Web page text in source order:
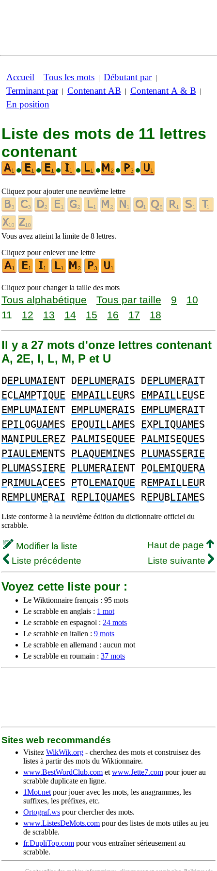
Accueil | Tous les mots | Débutant par|
Terminant par| Contenant AB | Contenant A & B |
En position
Liste des mots de 11 lettres
contenant
•
• • • • • •
Cliquez pour ajouter une neuvième lettre
Vous avez atteint la limite de 8 lettres.
Cliquez pour enlever une lettre
Cliquez pour changer la taille des mots
Tous alphabétique Tous par taille 9
10
11
12 13 14 15 16 17 18
Il y a 27 mots d'onze lettres contenant
A, 2E, I, L, M, P et U
DEPLUMAIENT DEPLUMERAIS DEPLUMERAIT
ECLAMPTIQUE EMPAILLEURS EMPAILLEUSE
EMPLUMAIENT EMPLUMERAIS EMPLUMERAIT
EPILOGUAMES EPOUILLAMES EXPLIQUAMES
MANIPULEREZ PALMISEQUEE PALMISEQUES
PIAULEMENTS PLAQUEMINES PLUMASSERIE
PLUMASSIERE PLUMERAIENT POLEMIQUERA
PRIMULACEES PTOLEMAIQUE REMPAILLEUR
REMPLUMERAI REPLIQUAMES REPUBLIAMES
Liste conforme à la neuvième édition du dictionnaire officiel du
scrabble.
Modifier la liste
Haut de page
Liste précédente
Liste suivante
Voyez cette liste pour :
Le Wiktionnaire français : 95 mots
Le scrabble en anglais : 1 mot
Le scrabble en espagnol : 24 mots
Le scrabble en italien : 9 mots
Le scrabble en allemand : aucun mot
Le scrabble en roumain : 37 mots
Sites web recommandés
Visitez WikWik.org - cherchez des mots et construisez des
listes à partir des mots du Wiktionnaire.
www.BestWordClub.com et www.Jette7.com pour jouer au
scrabble duplicate en ligne.
1Mot.net pour jouer avec les mots, les anagrammes, les
suffixes, les préfixes, etc.
Ortograf.ws pour chercher des mots.
www.ListesDeMots.com pour des listes de mots utiles au jeu
de scrabble.
fr.DupliTop.com pour vous entraîner sérieusement au
scrabble.